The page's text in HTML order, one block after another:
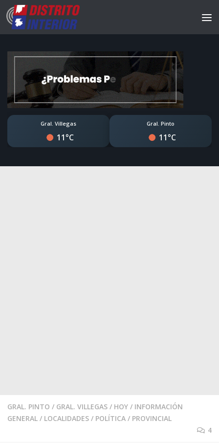
Gral. Villegas
11°C
Gral. Pinto
11°C
GRAL. PINTO / GRAL. VILLEGAS / HOY / INFORMACIÓN
GENERAL / LOCALIDADES / POLÍTICA / PROVINCIAL
4